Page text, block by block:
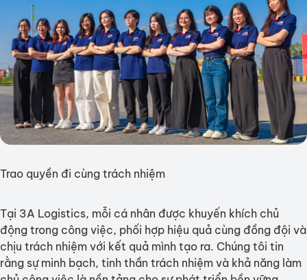
Trao quyền đi cùng trách nhiệm
Tại 3A Logistics, mỗi cá nhân được khuyến khích chủ
động trong công việc, phối hợp hiệu quả cùng đồng đội và
chịu trách nhiệm với kết quả mình tạo ra. Chúng tôi tin
rằng sự minh bạch, tinh thần trách nhiệm và khả năng làm